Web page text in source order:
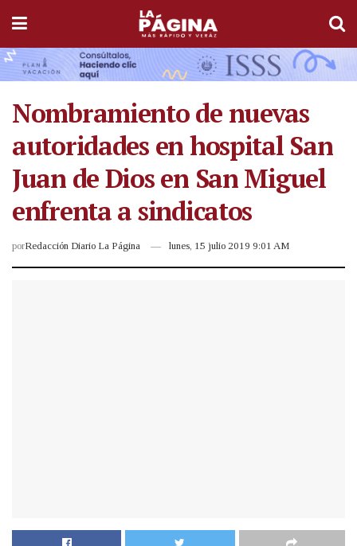
Nombramiento de nuevas
autoridades en hospital San
Juan de Dios en San Miguel
enfrenta a sindicatos
porRedacción Diario La Página lunes, 15 julio 2019 9:01 AM